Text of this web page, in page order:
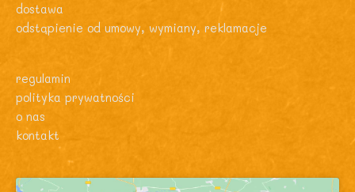
dostawa
odstąpienie od umowy, wymiany, reklamacje
regulamin
polityka prywatności
o nas
kontakt